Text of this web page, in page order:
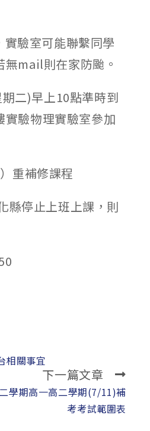
驗室可能聯繫同學
無mail則在家防颱。
二)早上10點準時到
實驗物理實驗室參加
重補修課程
縣停止上班上課，則
相關事宜
下一篇文章
學期高一高二學期(7/11)補
考考試範圍表